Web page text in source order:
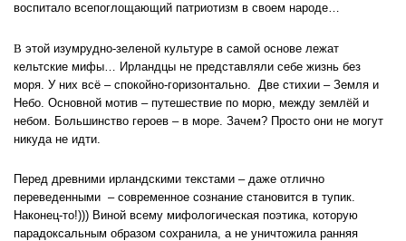
воспитало всепоглощающий патриотизм в своем народе…
В этой изумрудно-зеленой культуре в самой основе лежат
кельтские мифы… Ирландцы не представляли себе жизнь без
моря. У них всё – спокойно-горизонтально. Две стихии – Земля и
Небо. Основной мотив – путешествие по морю, между землёй и
небом. Большинство героев – в море. Зачем? Просто они не могут
никуда не идти.
Перед древними ирландскими текстами – даже отлично
переведенными – современное сознание становится в тупик.
Наконец-то!))) Виной всему мифологическая поэтика, которую
парадоксальным образом сохранила, а не уничтожила ранняя